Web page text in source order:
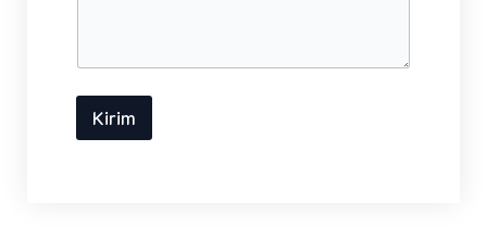
Kirim